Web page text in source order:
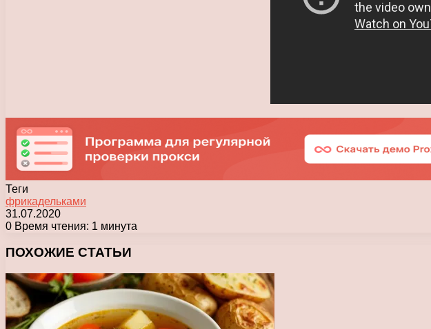
Теги
фрикадельками
31.07.2020
0 Время чтения: 1 минута
ПОХОЖИЕ СТАТЬИ